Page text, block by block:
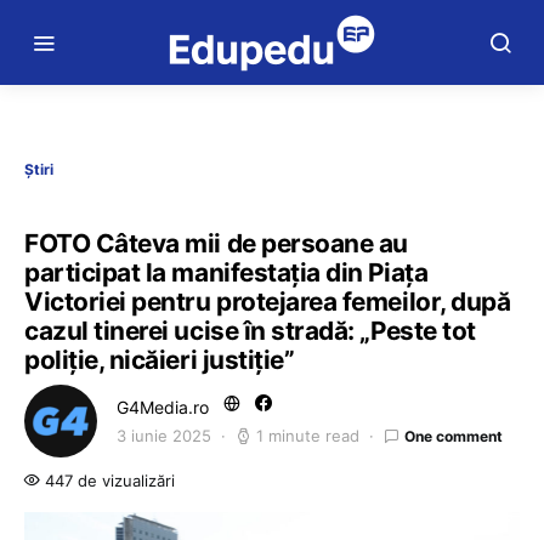
Știri
FOTO Câteva mii de persoane au
participat la manifestația din Piața
Victoriei pentru protejarea femeilor, după
cazul tinerei ucise în stradă: „Peste tot
poliție, nicăieri justiție”
G4Media.ro
3 iunie 2025 1 minute read One comment
447 de vizualizări